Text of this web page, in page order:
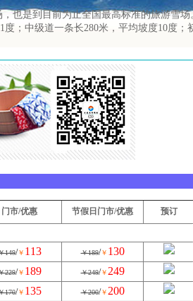
也是到目前为止全国最高标准的旅游雪
；中级道一条长280米，平均坡度10度；
门市/优惠 节假日门市/优惠 预订
149/￥ 113 ￥189/￥ 130
229/￥ 189 ￥249/￥ 249
170/￥ 135 ￥200/￥ 200